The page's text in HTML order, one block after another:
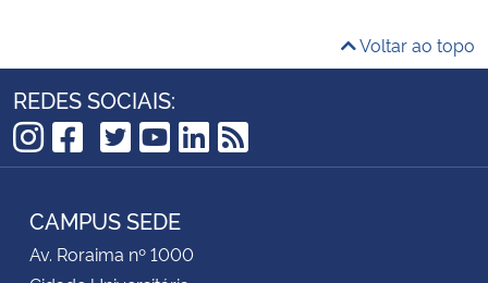
Voltar ao topo
REDES SOCIAIS:
Instagram
Facebook
TikTok
Twitter
YouTube
LinkedIn
RSS
CAMPUS SEDE
Av. Roraima nº 1000